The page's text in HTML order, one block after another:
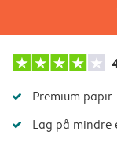
Premium
Lag på mindre